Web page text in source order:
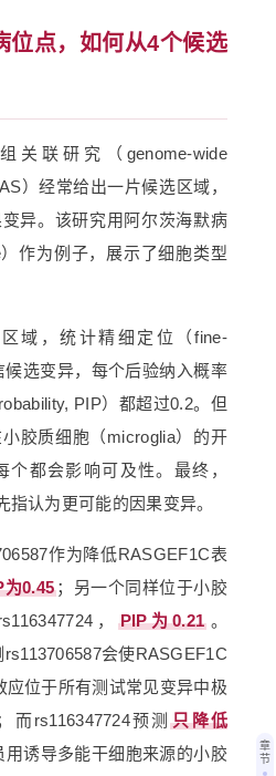
位点，如何从4个候选
关联研究（genome-wide
）经常给出一片候选区域，
异。该研究用阿尔茨海默病
）作为例子，展示了细胞类型
域，统计精细定位（fine-
候选变异，每个后验纳入概率
PIP）都超过0.2。但
胶质细胞（microglia）的开
都会影响可及性。最终，
指认为更可能的因果变异。
作为降低RASGEF1C表
为0.45 ；另一个同样位于小胶
，
PIP为0.21 。
会使RASGEF1C
应位于所有测试常见变异中极
而rs116347724预测只降低
用诱导多能干细胞来源的小胶
章
节